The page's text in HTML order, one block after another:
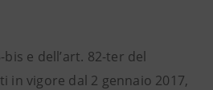
bis e dell’art. 82-ter del
in vigore dal 2 gennaio 2017,